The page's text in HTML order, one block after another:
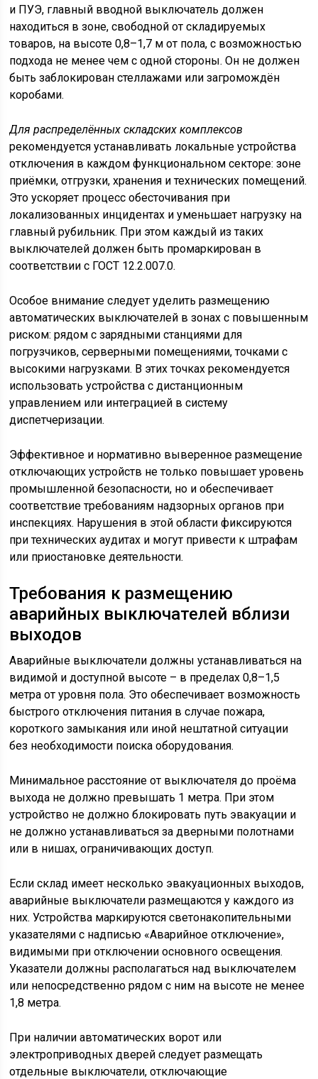
и ПУЭ, главный вводной выключатель должен
находиться в зоне, свободной от складируемых
товаров, на высоте 0,8–1,7 м от пола, с возможностью
подхода не менее чем с одной стороны. Он не должен
быть заблокирован стеллажами или загромождён
коробами.
Для распределённых складских комплексов
рекомендуется устанавливать локальные устройства
отключения в каждом функциональном секторе: зоне
приёмки, отгрузки, хранения и технических помещений.
Это ускоряет процесс обесточивания при
локализованных инцидентах и уменьшает нагрузку на
главный рубильник. При этом каждый из таких
выключателей должен быть промаркирован в
соответствии с ГОСТ 12.2.007.0.
Особое внимание следует уделить размещению
автоматических выключателей в зонах с повышенным
риском: рядом с зарядными станциями для
погрузчиков, серверными помещениями, точками с
высокими нагрузками. В этих точках рекомендуется
использовать устройства с дистанционным
управлением или интеграцией в систему
диспетчеризации.
Эффективное и нормативно выверенное размещение
отключающих устройств не только повышает уровень
промышленной безопасности, но и обеспечивает
соответствие требованиям надзорных органов при
инспекциях. Нарушения в этой области фиксируются
при технических аудитах и могут привести к штрафам
или приостановке деятельности.
Требования к размещению
аварийных выключателей вблизи
выходов
Аварийные выключатели должны устанавливаться на
видимой и доступной высоте – в пределах 0,8–1,5
метра от уровня пола. Это обеспечивает возможность
быстрого отключения питания в случае пожара,
короткого замыкания или иной нештатной ситуации
без необходимости поиска оборудования.
Минимальное расстояние от выключателя до проёма
выхода не должно превышать 1 метра. При этом
устройство не должно блокировать путь эвакуации и
не должно устанавливаться за дверными полотнами
или в нишах, ограничивающих доступ.
Если склад имеет несколько эвакуационных выходов,
аварийные выключатели размещаются у каждого из
них. Устройства маркируются светонакопительными
указателями с надписью «Аварийное отключение»,
видимыми при отключении основного освещения.
Указатели должны располагаться над выключателем
или непосредственно рядом с ним на высоте не менее
1,8 метра.
При наличии автоматических ворот или
электроприводных дверей следует размещать
отдельные выключатели, отключающие